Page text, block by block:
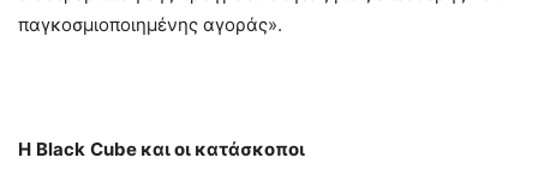
παγκοσμιοποιημένης αγοράς».
H Black Cube και οι κατάσκοποι